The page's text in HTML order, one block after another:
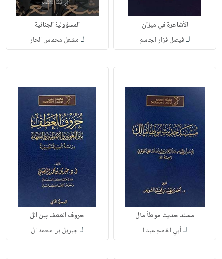
الأشاعرة في ميزان
لـفيصل قزار الجاسم
المسؤولية الجنائية
لـ مشعل محماس الحار
مسند حديث موطأ مال
لـأبي القاسم عبد ا
حروف العطف بين الل
لـجبريل بن محمد ال